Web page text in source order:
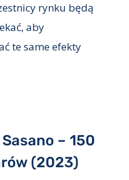
rynku będą
aby
te same efekty
– 150
(2023)